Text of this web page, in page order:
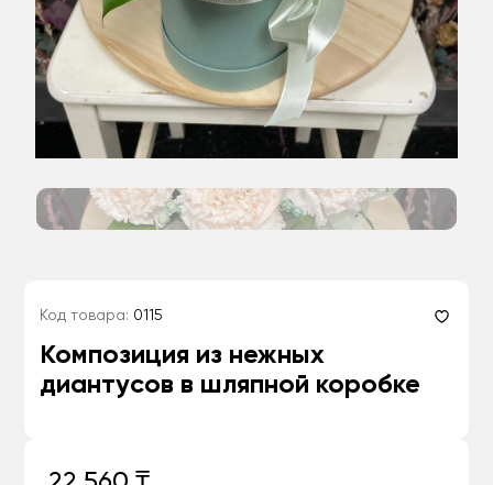
Код товара: 0115
Композиция из нежных
диантусов в шляпной коробке